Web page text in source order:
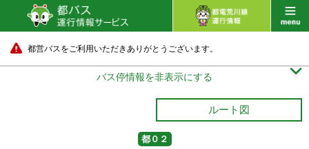
都営バスをご利用いただきありがとうございます。
バス停情報を非表示にする 
ルート図
都０２